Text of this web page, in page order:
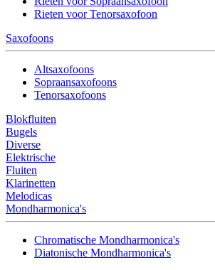
Rieten voor Tenorsaxofoon
Saxofoons
Altsaxofoons
Sopraansaxofoons
Tenorsaxofoons
Blokfluiten
Bugels
Diverse
Elektrische
Fluiten
Klarinetten
Melodicas
Mondharmonica's
Chromatische Mondharmonica's
Diatonische Mondharmonica's